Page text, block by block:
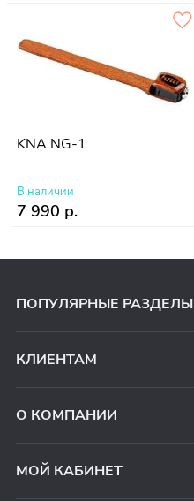
KNA NG-1
В наличии
7 990 р.
ПОПУЛЯРНЫЕ РАЗДЕЛЫ
КЛИЕНТАМ
О КОМПАНИИ
МОЙ КАБИНЕТ